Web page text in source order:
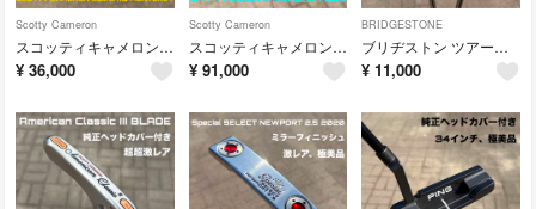
Scotty Cameron
スコッティキャメロン カリフォルニア モントレー The Art of Putting ハニーディップ仕上げ 美品 34インチ
¥ 36,000
Scotty Cameron
スコッティキャメロン スタジオセレクト 2008 チェリーボンブ ブラックボロン 溶接ネック ティファニーブルー 左用 極美品
¥ 91,000
BRIDGESTONE
ブリヂストン ツアーステージ Xドライブ GR U1 U3 2本セット Diamana Thump 90X ユーティリティ
¥ 11,000